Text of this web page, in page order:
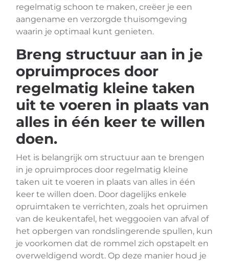
regelmatig schoon te maken, creëer je een
aangename en verzorgde thuisomgeving
waarin je optimaal kunt genieten.
Breng structuur aan in je
opruimproces door
regelmatig kleine taken
uit te voeren in plaats van
alles in één keer te willen
doen.
Het is belangrijk om structuur aan te brengen
in je opruimproces door regelmatig kleine
taken uit te voeren in plaats van alles in één
keer te willen doen. Door dagelijks enkele
opruimtaken te verrichten, zoals het opruimen
van de keukentafel, het weggooien van afval of
het opbergen van rondslingerende spullen, kun
je voorkomen dat de rommel zich opstapelt en
overweldigend wordt. Op deze manier houd je